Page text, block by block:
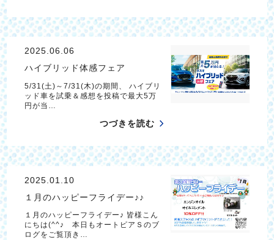
2025.06.06
ハイブリッド体感フェア
5/31(土)～7/31(木)の期間、 ハイブリ
ッド車を試乗＆感想を投稿で最大5万
円が当…
つづきを読む
2025.01.10
１月のハッピーフライデー♪♪
１月のハッピーフライデー♪ 皆様こん
にちは(^^♪ 本日もオートピアＳのブ
ログをご覧頂き…